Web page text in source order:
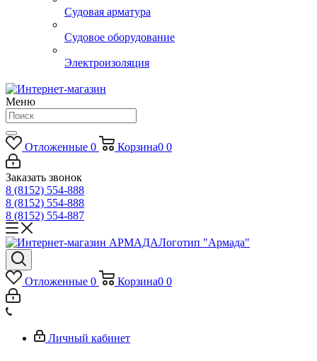
Судовая арматура
Судовое оборудование
Электроизоляция
Меню
Отложенные 0 Корзина0 0
Заказать звонок
8 (8152) 554-888
8 (8152) 554-888
8 (8152) 554-887
Логотип "Армада"
Отложенные 0 Корзина0 0
Личный кабинет